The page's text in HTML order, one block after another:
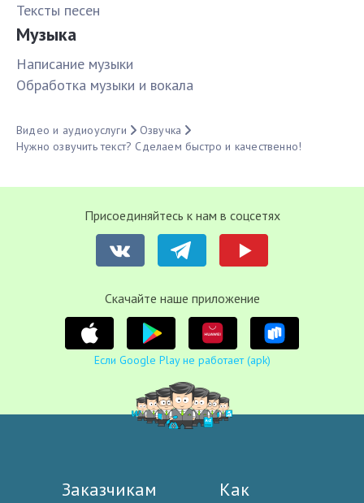
Тексты песен
Музыка
Написание музыки
Обработка музыки и вокала
Видео и аудиоуслуги
Озвучка
Нужно озвучить текст? Сделаем быстро и качественно!
Присоединяйтесь к нам в соцсетях
Cкачайте наше приложение
Если Google Play не работает (apk)
Заказчикам
Как